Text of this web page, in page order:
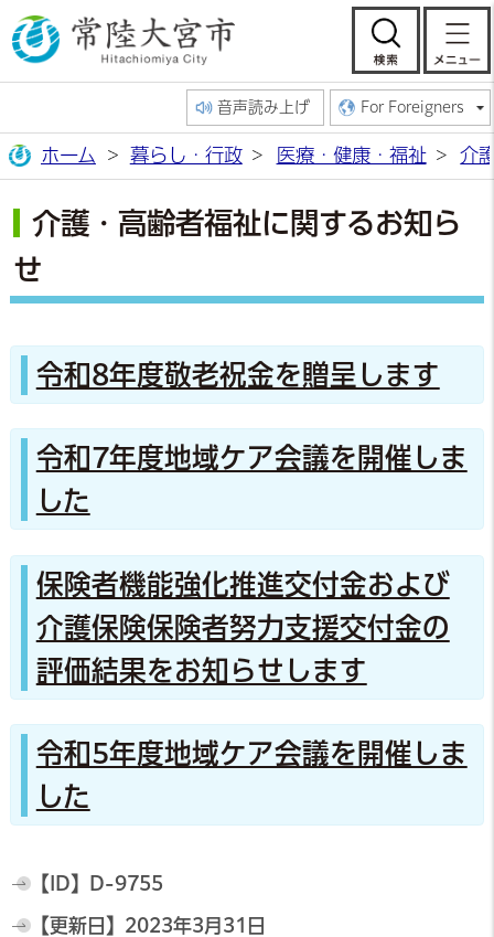
常陸大宮市公
検
音声読み上げ For Foreigners
ホーム 暮らし・行政 医療・健康・福祉 介
介護・高齢者福祉に関するお知ら
せ
令和8年度敬老祝金を贈呈します
令和7年度地域ケア会議を開催しま
した
保険者機能強化推進交付金および
介護保険保険者努力支援交付金の
評価結果をお知らせします
令和5年度地域ケア会議を開催しま
した
【ID】 D-9755
【更新日】 2023年3月31日